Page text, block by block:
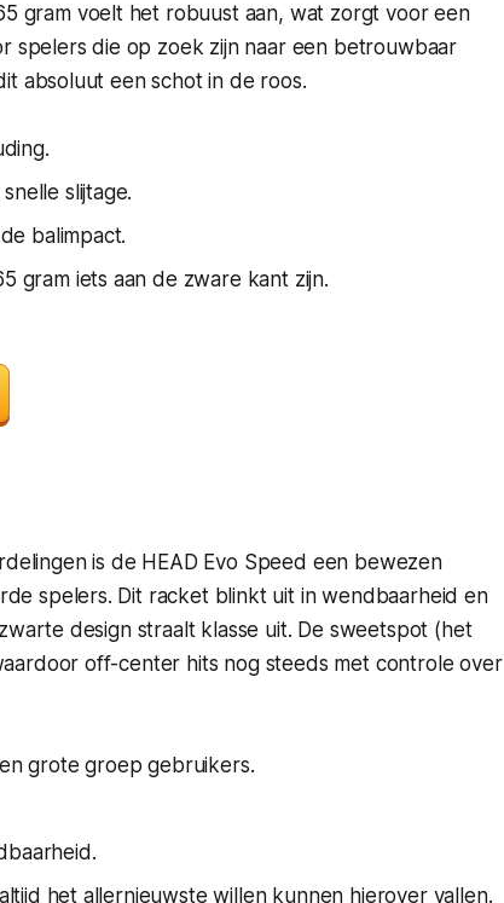
gram voelt het robuust aan, wat zorgt voor een
spelers die op zoek zijn naar een betrouwbaar
absoluut een schot in de roos.
slijtage.
balimpact.
gram iets aan de zware kant zijn.
is de HEAD Evo Speed een bewezen
spelers. Dit racket blinkt uit in wendbaarheid en
design straalt klasse uit. De sweetspot (het
off-center hits nog steeds met controle over
grote groep gebruikers.
het allernieuwste willen kunnen hierover vallen.